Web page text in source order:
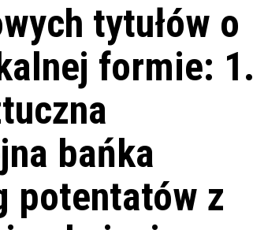
tytułów o
formie: 1.
bańka
potentatów z